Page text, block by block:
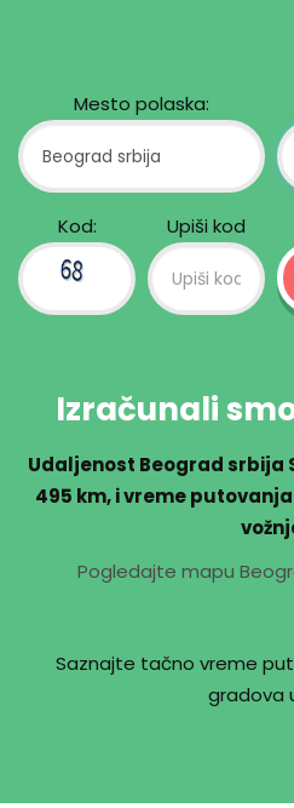
Mesto polaska:
Kod: Upiši kod
Izračunali
Udaljenost Beograd srbija
495 km, i vreme
Pogledajte mapu
Saznajte tačno vreme
gradova